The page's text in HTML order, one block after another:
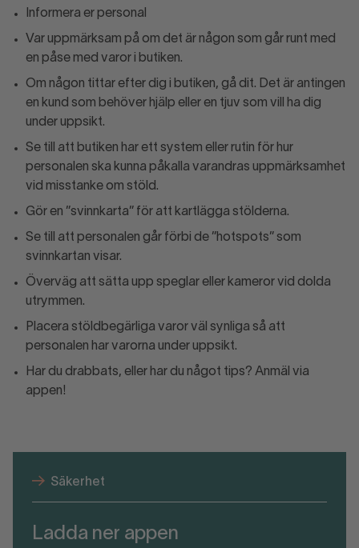
Informera er personal
Var uppmärksam på om det är någon som går runt med
en påse med varor i butiken.
Om någon tittar efter dig i butiken, gå dit. Det är antingen
en kund som behöver hjälp eller en tjuv som vill ha dig
under uppsikt.
Se till att butiken har ett system eller rutin för hur
personalen ska kunna påkalla varandras uppmärksamhet
vid misstanke om stöld.
Gör en ”svinnkarta” för att kartlägga stölderna.
Se till att personalen går förbi de ”hotspots” som
svinnkartan visar.
Överväg att sätta upp speglar eller kameror vid dolda
utrymmen.
Placera stöldbegärliga varor väl synliga så att
personalen har varorna under uppsikt.
Har du drabbats, eller har du något tips? Anmäl via
appen!
Säkerhet
Ladda ner appen